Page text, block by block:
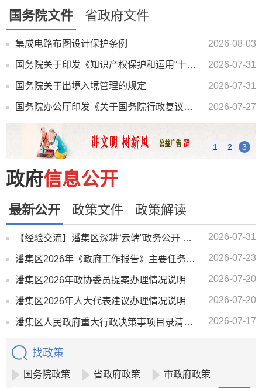
国务院文件 省政府文件
集成电路布图设计保护条例 2026-08-03
国务院关于印发《知识产权保护和运用“十五五”规划》的通知 2026-07-31
国务院关于出境入境管理的规定 2026-07-31
国务院办公厅印发《关于国务院行政复议案件处理程序的若干规定》的通知 2026-07-27
1 2 3
政府信息公开
最新公开 政策文件 政策解读
2026-07-31
【经验交流】潘集区深耕“云端”政务公开 直播间架起民生“连心桥”
2026-07-23
潘集区2026年《政府工作报告》主要任务二季度完成情况说明
2026-07-20
潘集区2026年政协委员提案办理情况说明
2026-07-20
潘集区2026年人大代表建议办理情况说明
2026-07-17
潘集区人民政府重大行政决策事项目录清单（2026版）
找政策
国务院政策 省政府政策 市政府政策